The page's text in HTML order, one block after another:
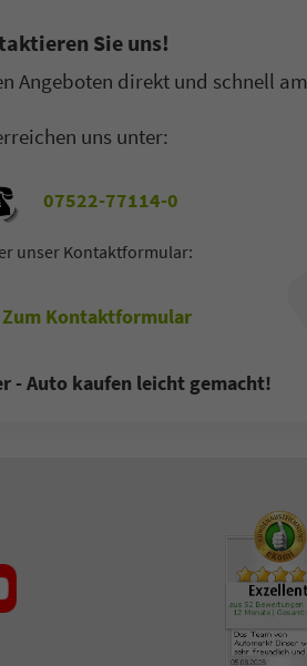
Sie uns!
Angeboten direkt und schnell
uns unter:
07522-77114-0
unser Kontaktformular:
Zum Kontaktformular
- Auto kaufen leicht gemacht!